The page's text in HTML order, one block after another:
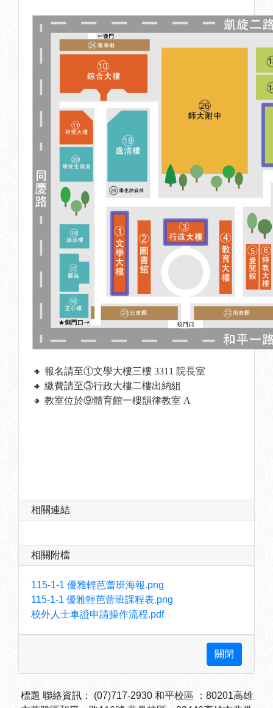
🔸 報名請至①文學大樓三樓 3311 院長室
🔸 繳費請至③行政大樓二樓出納組
🔸 教室位於⑨體育館一樓韻律教室 A
相關連結
相關附檔
115-1-1 優雅輕芭蕾班海報.png
115-1-1 優雅輕芭蕾班課程表.png
校外人士車證申請操作流程.pdf
標題 聯絡資訊： (07)717-2930 和平校區 ：80201高雄